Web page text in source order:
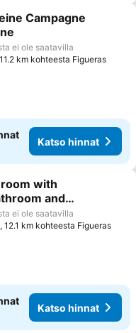
Campagne
ei ole saatavilla
km kohteesta Figueras
Katso hinnat
with
and
center of
ei ole saatavilla
12.1 km kohteesta Figueras
Katso hinnat